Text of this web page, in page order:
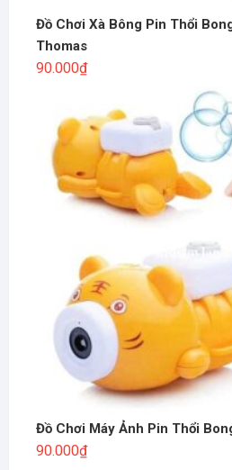
Đồ Chơi Xà Bông Pin Thổi
Thomas
90.000₫
Đồ Chơi Máy Ảnh Pin Thổi
90.000₫